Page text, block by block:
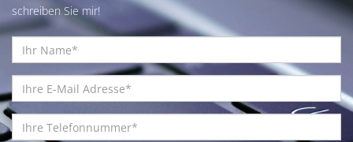
schreiben Sie mir!